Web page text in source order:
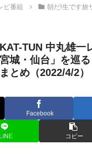
ビ番組 朝だ!生です旅
TUN 中丸雄一
城・仙台」を巡
とめ（2022/4/2）
Facebook
LINE コピー